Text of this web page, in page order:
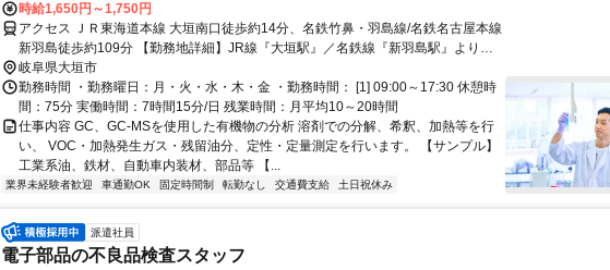
時給1,650円～1,750円
アクセス ＪＲ東海道本線 大垣南口徒歩約14分、名鉄竹鼻・羽島線/名鉄名古屋本線
新羽島徒歩約109分 【勤務地詳細】JR線『大垣駅』／名鉄線『新羽島駅』より車
で15分 ＊車通勤可
岐阜県大垣市
勤務時間 ・勤務曜日：月・火・水・木・金 ・勤務時間： [1] 09:00～17:30 休憩時
間：75分 実働時間：7時間15分/日 残業時間：月平均10～20時間
仕事内容 GC、GC-MSを使用した有機物の分析 溶剤での分解、希釈、加熱等を行
い、 VOC・加熱発生ガス・残留油分、定性・定量測定を行います。 【サンプル】
工業系油、鉄材、自動車内装材、部品等 【...
業界未経験者歓迎 車通勤OK 固定時間制 転勤なし 交通費支給 土日祝休み
派遣社員
電子部品の不良品検査スタッフ